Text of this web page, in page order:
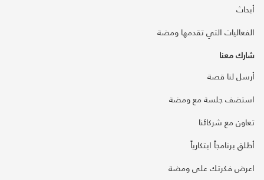
أبحاث
الفعاليات التي تقدمها ومضة
شارك معنا
أرسل لنا قصة
استضف جلسة مع ومضة
تعاون مع شركائنا
أطلق برنامجاً ابتكارياً
اعرض فكرتك على ومضة